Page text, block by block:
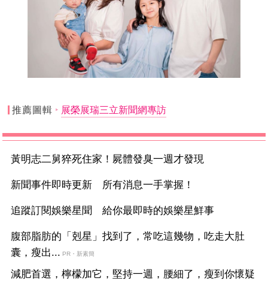
推薦圖輯 展榮展瑞三立新聞網專訪
黃明志二舅猝死住家！屍體發臭一週才發現
新聞事件即時更新 所有消息一手掌握！
追蹤訂閱娛樂星聞 給你最即時的娛樂星鮮事
腹部脂肪的「剋星」找到了，常吃這幾物，吃走大肚
囊，瘦出... PR・新素簡
減肥首選，檸檬加它，堅持一週，腰細了，瘦到你懷疑